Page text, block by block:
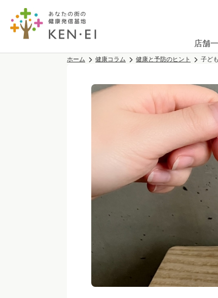
店舗
ホーム 健康コラム 健康と予防のヒント 子ど